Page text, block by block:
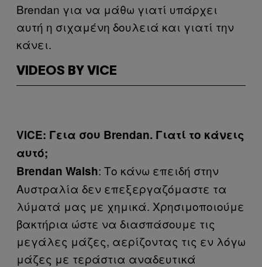
Brendan για να μάθω γιατί υπάρχει
αυτή η σιχαμένη δουλειά και γιατί την
κάνει.
VIDEOS BY VICE
VICE: Γεια σου Brendan. Γιατί το κάνεις
αυτό;
Brendan Walsh: Το κάνω επειδή στην
Αυστραλία δεν επεξεργαζόμαστε τα
λύματά μας με χημικά. Χρησιμοποιούμε
βακτήρια ώστε να διασπάσουμε τις
μεγάλες μάζες, αερίζοντας τις εν λόγω
μάζες με τεράστια αναδευτικά